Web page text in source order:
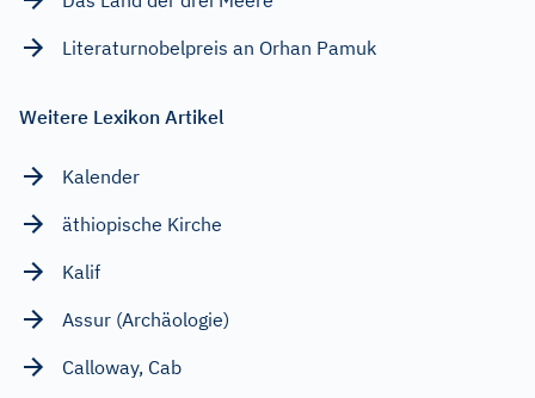
Literaturnobelpreis an Orhan Pamuk
Weitere Lexikon Artikel
Kalender
äthiopische Kirche
Kalif
Assur (Archäologie)
Calloway, Cab